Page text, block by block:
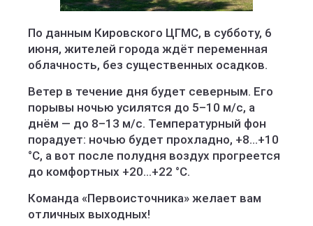
По данным Кировского ЦГМС, в субботу, 6
июня, жителей города ждёт переменная
облачность, без существенных осадков.
Ветер в течение дня будет северным. Его
порывы ночью усилятся до 5–10 м/с, а
днём — до 8–13 м/с. Температурный фон
порадует: ночью будет прохладно, +8…+10
°C, а вот после полудня воздух прогреется
до комфортных +20…+22 °C.
Команда «Первоисточника» желает вам
отличных выходных!